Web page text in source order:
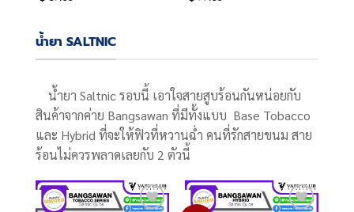
น้ำยา SALTNIC
น้ำยา Saltnic รอบนี้ เอาใจสายสูบร้อนกันหน่อยกับ
สินค้าจากค่าย Bangsawan ที่มีทั้งแบบ Base Tobacco
และ Hybrid ที่จะให้ฟิวที่หวานฉ่ำ คนที่รักสายขนม สาย
ร้อนไม่ควรพลาดเลยกับ 2 ตัวนี้